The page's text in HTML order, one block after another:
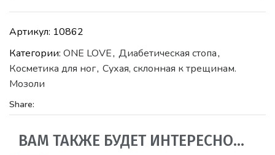
Артикул: 10862
Категории: ONE LOVE, Диабетическая стопа,
Косметика для ног, Сухая, склонная к трещинам.
Мозоли
Share:
ВАМ ТАКЖЕ БУДЕТ ИНТЕРЕСНО…